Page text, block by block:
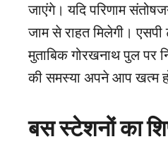
जाएंगे। यदि परिणाम
जाम से राहत मिलेगी।
मुताबिक गोरखनाथ पुल पर
की समस्या अपने आप खत्म
बस स्टेशनों का